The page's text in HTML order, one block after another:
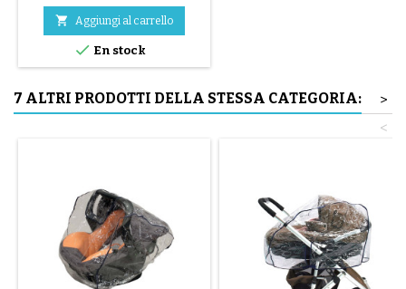
 Aggiungi al carrello
 En stock
7 ALTRI PRODOTTI DELLA STESSA CATEGORIA:
>
<